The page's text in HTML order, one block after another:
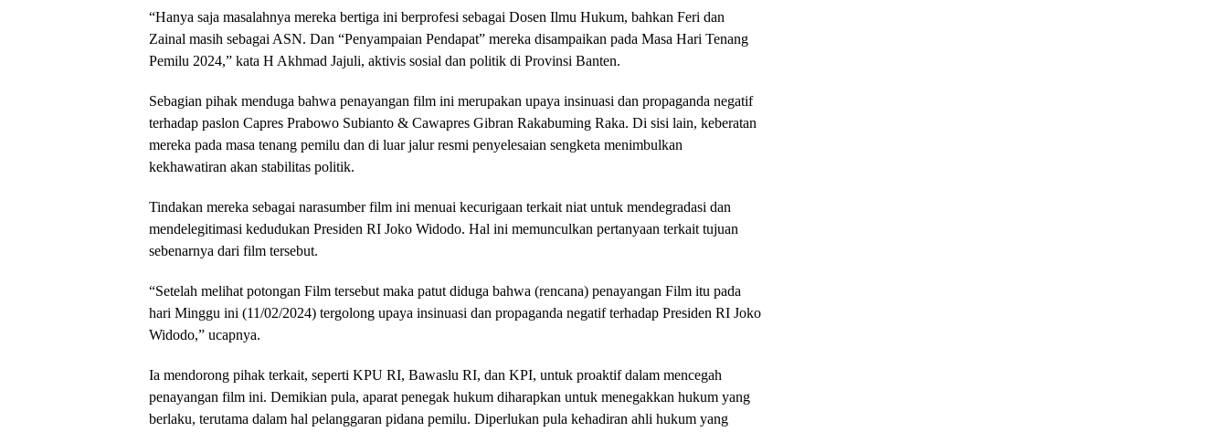
“Hanya saja masalahnya mereka bertiga ini berprofesi sebagai Dosen Ilmu Hukum, bahkan Feri dan
Zainal masih sebagai ASN. Dan “Penyampaian Pendapat” mereka disampaikan pada Masa Hari Tenang
Pemilu 2024,” kata H Akhmad Jajuli, aktivis sosial dan politik di Provinsi Banten.
Sebagian pihak menduga bahwa penayangan film ini merupakan upaya insinuasi dan propaganda negatif
terhadap paslon Capres Prabowo Subianto & Cawapres Gibran Rakabuming Raka. Di sisi lain, keberatan
mereka pada masa tenang pemilu dan di luar jalur resmi penyelesaian sengketa menimbulkan
kekhawatiran akan stabilitas politik.
Tindakan mereka sebagai narasumber film ini menuai kecurigaan terkait niat untuk mendegradasi dan
mendelegitimasi kedudukan Presiden RI Joko Widodo. Hal ini memunculkan pertanyaan terkait tujuan
sebenarnya dari film tersebut.
“Setelah melihat potongan Film tersebut maka patut diduga bahwa (rencana) penayangan Film itu pada
hari Minggu ini (11/02/2024) tergolong upaya insinuasi dan propaganda negatif terhadap Presiden RI Joko
Widodo,” ucapnya.
Ia mendorong pihak terkait, seperti KPU RI, Bawaslu RI, dan KPI, untuk proaktif dalam mencegah
penayangan film ini. Demikian pula, aparat penegak hukum diharapkan untuk menegakkan hukum yang
berlaku, terutama dalam hal pelanggaran pidana pemilu. Diperlukan pula kehadiran ahli hukum yang